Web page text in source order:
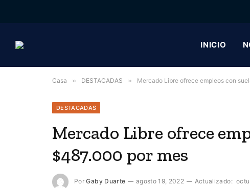
INICIO
Casa » DESTACADAS » Mercado Libre ofrece empleos con
DESTACADAS
Mercado Libre ofrece
$487.000 por mes
Por Gaby Duarte agosto 19, 2022 Actualizado: